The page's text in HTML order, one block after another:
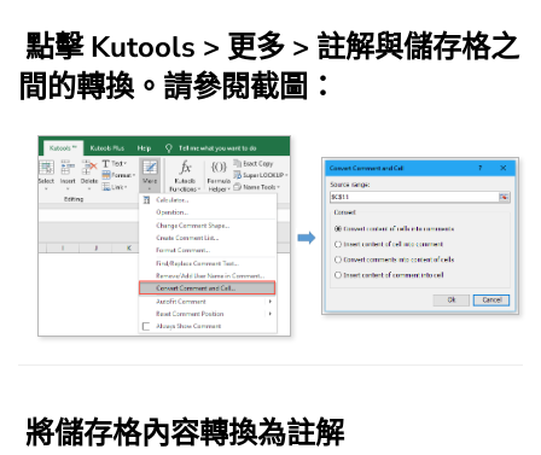
點擊Kutools > 更多 > 註解與儲存格之
間的轉換。請參閱截圖：
將儲存格內容轉換為註解